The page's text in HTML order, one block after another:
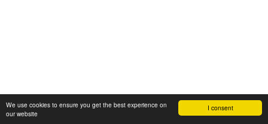
I consent
We use cookies to ensure you get the best experience on
our website